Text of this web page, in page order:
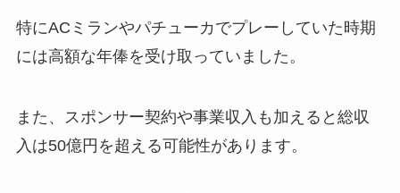
特にACミランやパチューカでプレーしていた時期
には高額な年俸を受け取っていました。
また、スポンサー契約や事業収入も加えると総収
入は50億円を超える可能性があります。